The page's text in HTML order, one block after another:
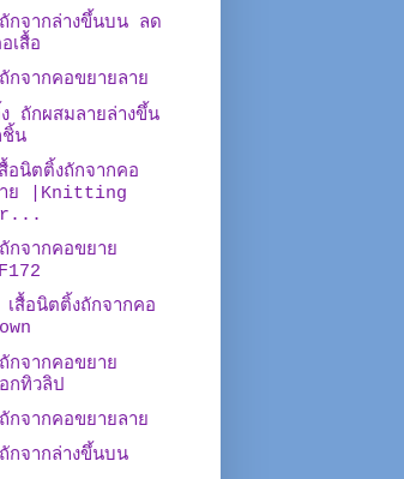
กจากล่างขึ้นบน ลด
เสื้อ
กจากคอขยายลาย
ถักผสมลายล่างขึ้น
น
อนิตติ้งถักจากคอ
าย |Knitting
กจากคอขยาย
เสื้อนิตติ้งถักจากคอ
กจากคอขยาย
กทิวลิป
กจากคอขยายลาย
กจากล่างขึ้นบน